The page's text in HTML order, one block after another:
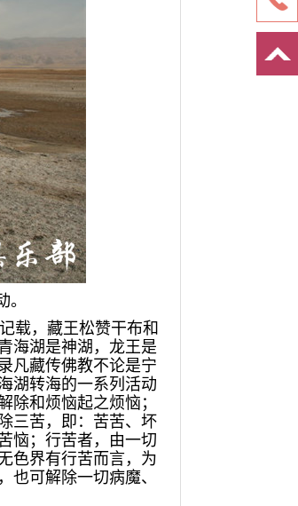
载，藏王松赞干布和
海湖是神湖，龙王是
凡藏传佛教不论是宁
湖转海的一系列活动
除和烦恼起之烦恼；
三苦，即：苦苦、坏
恼；行苦者，由一切
色界有行苦而言，为
也可解除一切病魔、